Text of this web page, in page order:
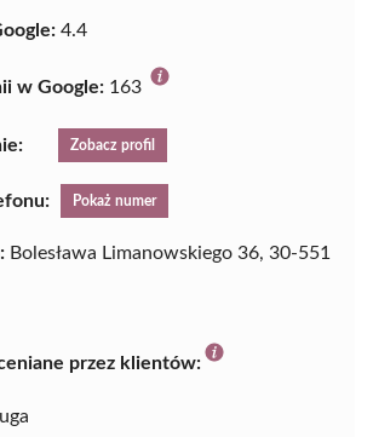
4.4
w Google: 163
Zobacz profil
Pokaż numer
Bolesława Limanowskiego 36, 30-551
przez klientów: